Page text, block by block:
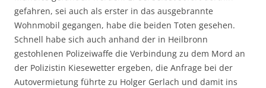
gefahren, sei auch als erster in das ausgebrannte
Wohnmobil gegangen, habe die beiden Toten gesehen.
Schnell habe sich auch anhand der in Heilbronn
gestohlenen Polizeiwaffe die Verbindung zu dem Mord an
der Polizistin Kiesewetter ergeben, die Anfrage bei der
Autovermietung führte zu Holger Gerlach und damit ins